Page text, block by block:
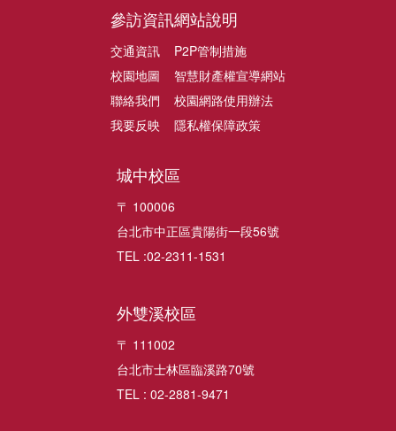
參訪資訊
交通資訊
校園地圖
聯絡我們
我要反映
網站說明
P2P管制措施
智慧財產權宣導網站
校園網路使用辦法
隱私權保障政策
城中校區
〒 100006
台北市中正區貴陽街一段56號
TEL :02-2311-1531
外雙溪校區
〒 111002
台北市士林區臨溪路70號
TEL : 02-2881-9471